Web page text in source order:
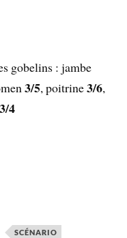
gobelins : jambe
3/5, poitrine3/6,
3/4
SCÉNARIO